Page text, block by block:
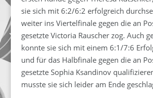
sie sich mit 6:2/6:2 erfolgreich
weiter ins Viertelfinale gegen die an
gesetzte Victoria Rauscher zog. Auch
konnte sie sich mit einem 6:1/7:6
und für das Halbfinale gegen die an
gesetzte Sophia Ksandinov
musste sie sich leider am Ende